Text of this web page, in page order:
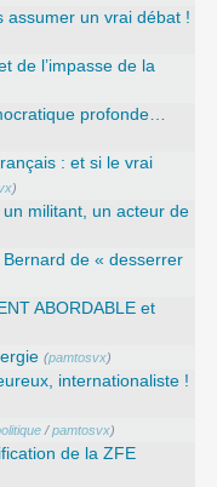
assumer un vrai débat !
de l’impasse de la
profonde…
: et si le vrai
)
militant, un acteur de
de « desserrer
ABORDABLE et
(pamtosvx)
internationaliste !
/pamtosvx)
de la ZFE